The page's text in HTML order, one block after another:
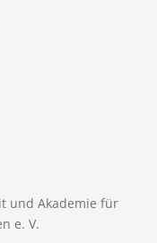
und Akademie für
e. V.